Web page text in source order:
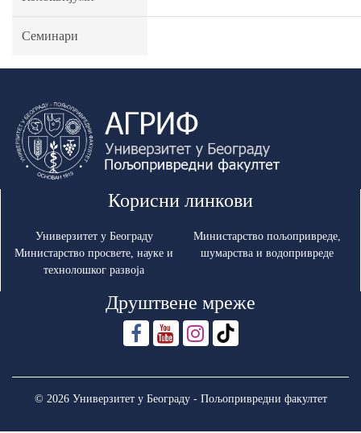
Семинари
Корисни линкови
Универзитет у Београду
Министарство просвете, науке и
технолошког развоја
Министарство пољопривреде,
шумарства и водопривреде
Друштвене мреже
© 2026 Универзитет у Београду - Пољопривредни факултет